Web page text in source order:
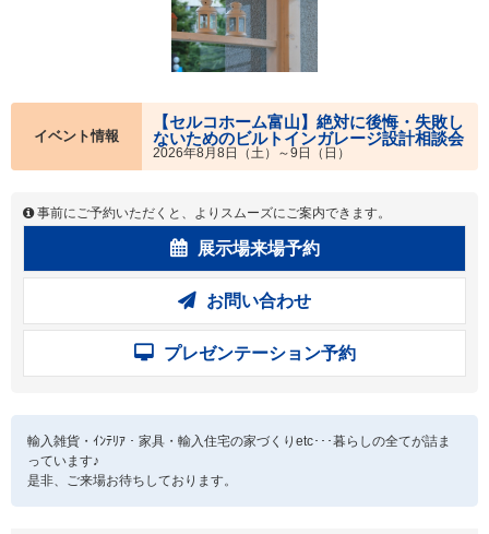
イベント情報
【セルコホーム富山】絶対に後悔・失敗し
ないためのビルトインガレージ設計相談会
2026年8月8日（土）～9日（日）
事前にご予約いただくと、よりスムーズにご案内できます。
展示場来場予約
お問い合わせ
プレゼンテーション予約
輸入雑貨・ｲﾝﾃﾘｱ・家具・輸入住宅の家づくりetc･･･暮らしの全てが詰ま
っています♪
是非、ご来場お待ちしております。